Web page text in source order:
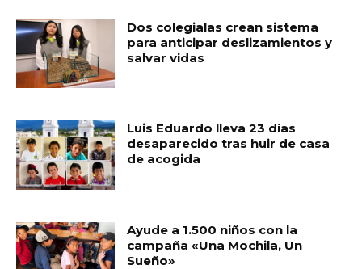
Dos colegialas crean sistema
para anticipar deslizamientos y
salvar vidas
Luis Eduardo lleva 23 días
desaparecido tras huir de casa
de acogida
Ayude a 1.500 niños con la
campaña «Una Mochila, Un
Sueño»